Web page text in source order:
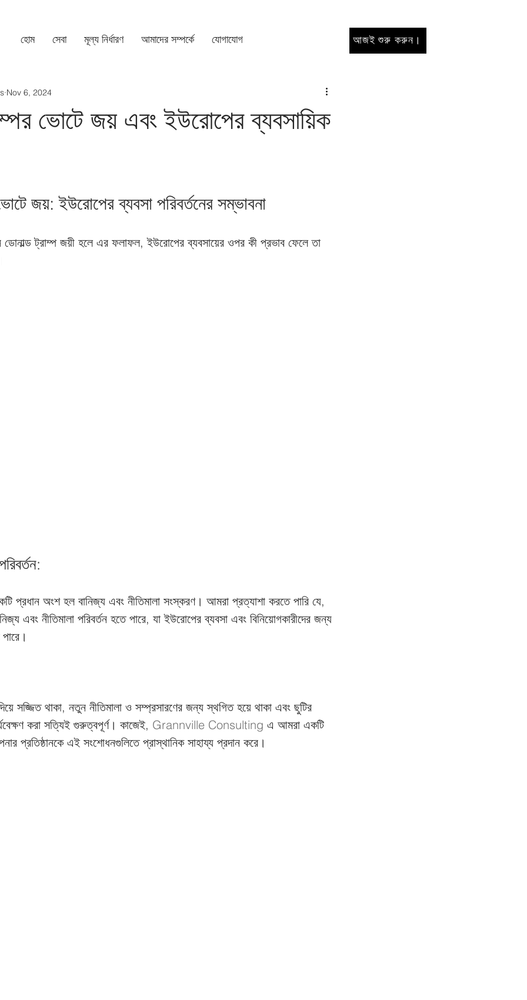
হোম সেবা​ মূল্য নির্ধারণ আমাদের সম্পর্কে যোগাযোগ আজই শুরু করুন।
ভোটে জয় এবং ইউরোপের ব্যবসায়িক
Nov 6, 2024
জয়: ইউরোপের ব্যবসা পরিবর্তনের সম্ভাবনা
ডোনাল্ড ট্রাম্প জয়ী হলে এর ফলাফল, ইউরোপের ব্যবসায়ের ওপর কী প্রভাব ফেলে তা
প্রধান অংশ হল বানিজ্য এবং নীতিমালা সংস্করণ। আমরা প্রত্যাশা করতে পারি যে,
এবং নীতিমালা পরিবর্তন হতে পারে, যা ইউরোপের ব্যবসা এবং বিনিয়োগকারীদের জন্য
সজ্জিত থাকা, নতুন নীতিমালা ও সম্প্রসারণের জন্য স্থগিত হয়ে থাকা এবং ছুটির
করা সত্যিই গুরুত্বপূর্ণ। কাজেই, Grannville Consulting এ আমরা একটি
প্রতিষ্ঠানকে এই সংশোধনগুলিতে প্রাস্থানিক সাহায্য প্রদান করে।